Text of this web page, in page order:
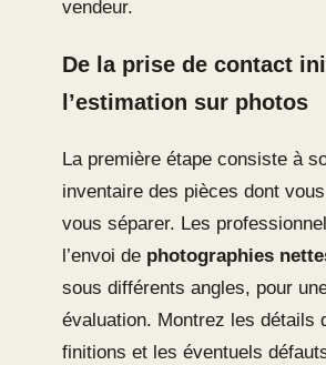
vendeur.
De la prise de contact
l’estimation sur photos
La première étape consiste à
inventaire des pièces dont
vous séparer. Les
l’envoi de photographies
sous différents angles, pour
évaluation. Montrez les détails
finitions et les éventuels